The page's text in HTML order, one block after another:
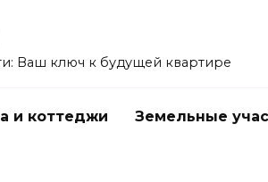
Ваш ключ к будущей квартире
и коттеджи Земельные